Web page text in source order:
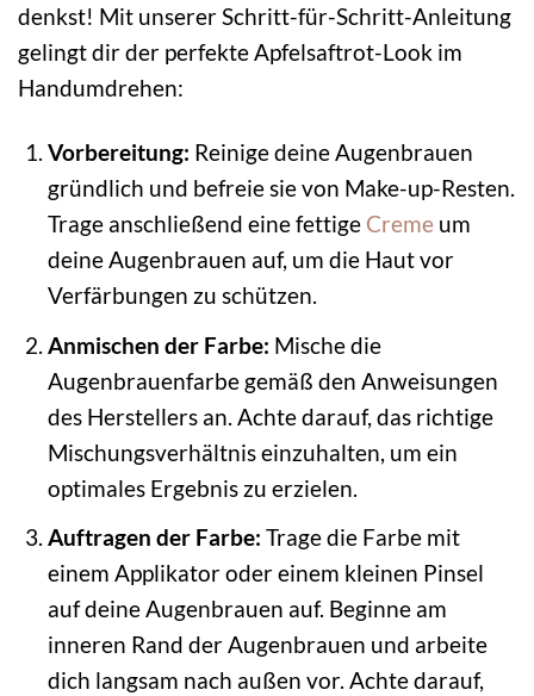
denkst! Mit unserer Schritt-für-Schritt-Anleitung
gelingt dir der perfekte Apfelsaftrot-Look im
Handumdrehen:
Vorbereitung: Reinige deine Augenbrauen
gründlich und befreie sie von Make-up-Resten.
Trage anschließend eine fettige Cremeum
deine Augenbrauen auf, um die Haut vor
Verfärbungen zu schützen.
Anmischen der Farbe: Mische die
Augenbrauenfarbe gemäß den Anweisungen
des Herstellers an. Achte darauf, das richtige
Mischungsverhältnis einzuhalten, um ein
optimales Ergebnis zu erzielen.
Auftragen der Farbe: Trage die Farbe mit
einem Applikator oder einem kleinen Pinsel
auf deine Augenbrauen auf. Beginne am
inneren Rand der Augenbrauen und arbeite
dich langsam nach außen vor. Achte darauf,